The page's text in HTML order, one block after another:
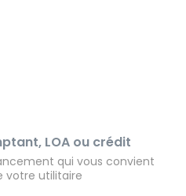
LOA ou crédit
qui vous convient
votre utilitaire